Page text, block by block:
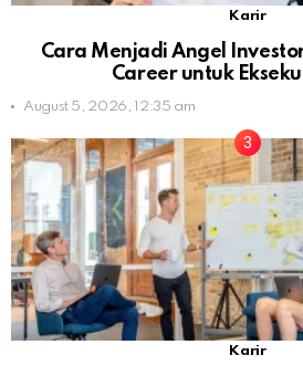
Karir
Cara Menjadi Angel
Career untuk
August 5, 2026, 12:35 am
Karir